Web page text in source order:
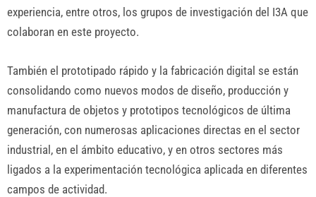
experiencia, entre otros, los grupos de investigación del I3A que
colaboran en este proyecto.
También el prototipado rápido y la fabricación digital se están
consolidando como nuevos modos de diseño, producción y
manufactura de objetos y prototipos tecnológicos de última
generación, con numerosas aplicaciones directas en el sector
industrial, en el ámbito educativo, y en otros sectores más
ligados a la experimentación tecnológica aplicada en diferentes
campos de actividad.